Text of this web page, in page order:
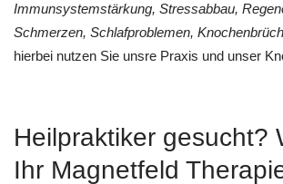
Immunsystemstärkung, Stressabbau,
Schmerzen, Schlafproblemen,
hierbei nutzen Sie unsre Praxis und unser
Heilpraktiker gesucht?
Ihr Magnetfeld